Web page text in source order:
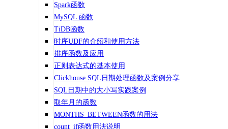
Spark函数
MySQL 函数
TiDB函数
时序UDF的介绍和使用方法
排序函数及应用
正则表达式的基本使用
Clickhouse SQL日期处理函数及案例分享
SQL日期中的大小写实践案例
取年月的函数
MONTHS_BETWEEN函数的用法
count_if函数用法说明